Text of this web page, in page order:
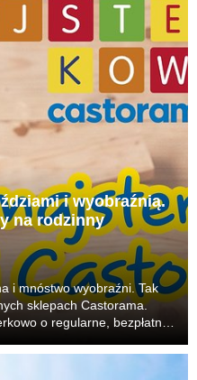
i wyobraźnią.
na rodzinny
i mnóstwo wyobraźni. Tak
sklepach Castorama.
o regularne, bezpłatne
projekty, r...